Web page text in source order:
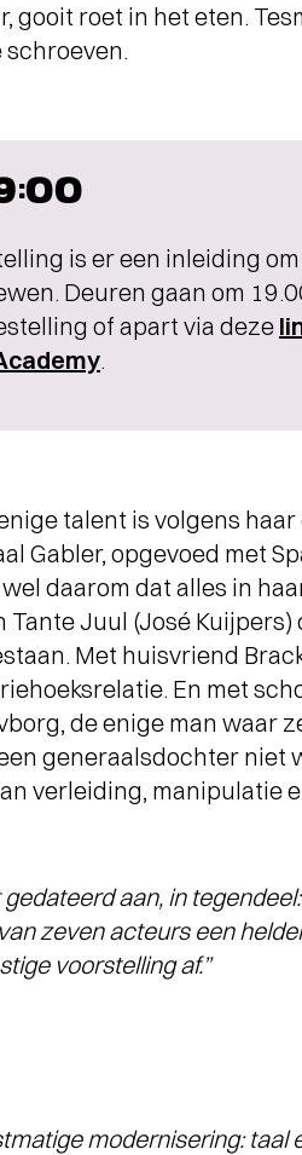
gooit roet in het eten.
schroeven.
is er een inleiding
Deuren gaan om
of apart via deze
.
talent is volgens haar
Gabler, opgevoed met
daarom dat alles in
Juul (José Kuijpers)
Met huisvriend
En met
de enige man waar
generaalsdochter niet
verleiding, manipulatie
gedateerd aan, in
zeven acteurs een
voorstelling af.”
modernisering: taal